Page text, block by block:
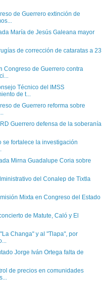
de Guerrero extinción de
María de Jesús Galeana mayor
de corrección de cataratas a 23
Congreso de Guerrero contra
Técnico del IMSS
de t...
de Guerrero reforma sobre
Guerrero defensa de la soberanía
se fortalece la investigación
Mirna Guadalupe Coria sobre
del Conalep de Tixtla
Mixta en Congreso del Estado
de Matute, Caló y El
Changa" y al "Tlapa", por
Jorge Iván Ortega falta de
de precios en comunidades